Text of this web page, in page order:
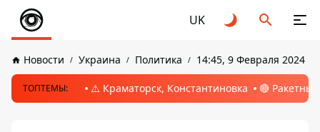
UK
Новости Украина Политика 14:45, 9 Февраля 2024
ТОПТЕМЫ: ⚠️ Краматорск, Константиновка 🔴